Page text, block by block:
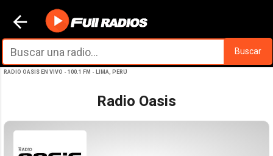
Ir al contenido principal
Buscar
RADIO OASIS EN VIVO - 100.1 FM - LIMA, PERÚ
Radio Oasis